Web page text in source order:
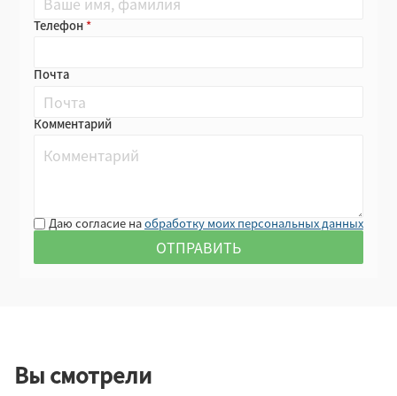
Телефон
Почта
Комментарий
Даю согласие наобработку моих персональных данных
Вы смотрели